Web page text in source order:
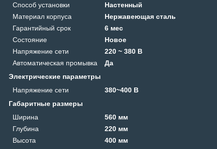
Способ установки
Настенный
Материал корпуса
Нержавеющая сталь
Гарантийный срок
6 мес
Состояние
Новое
Напряжение сети
220 ~ 380 В
Автоматическая промывка
Да
Электрические параметры
Напряжение сети
380~400 В
Габаритные размеры
Ширина
560 мм
Глубина
220 мм
Высота
400 мм